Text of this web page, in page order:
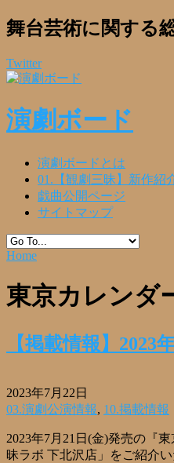
舞台芸術に関する
Twitter
演劇ボード
演劇ボードとは
01.【観劇三昧】新作紹
戯曲公開ページ
サイトマップ
Home
東京カレンダ
【掲載情報】
2023年7月22日
03.演劇公演情報, 10.掲載情報
2023年7月21日(金)発売の『
昧ラボ 下北沢店」をご紹介